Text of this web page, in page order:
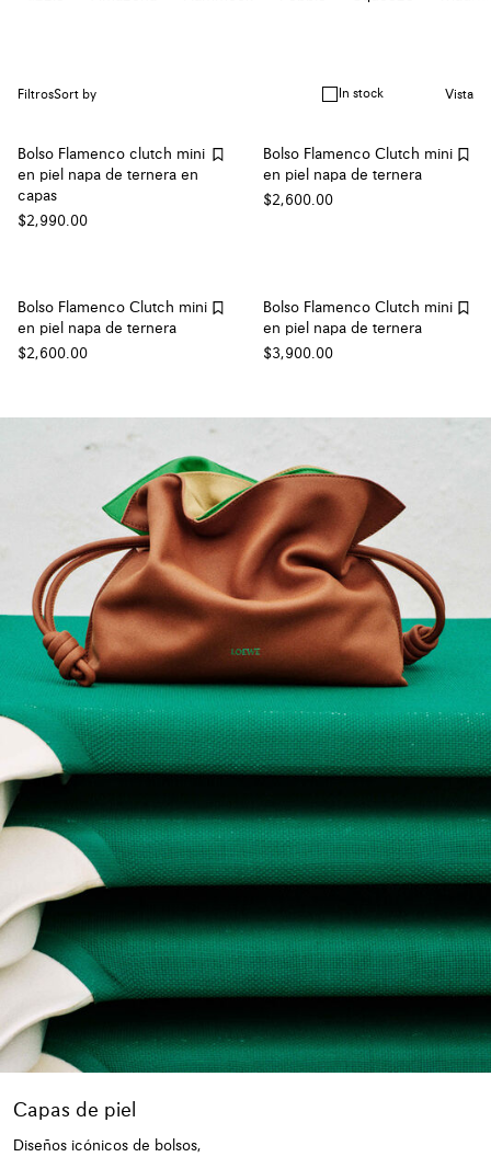
FiltrosSort by In stock Vista
Bolso Flamenco clutch mini
en piel napa de ternera en
capas
$2,990.00
Bolso Flamenco Clutch mini
en piel napa de ternera
$2,600.00
Bolso Flamenco Clutch mini
en piel napa de ternera
$2,600.00
Bolso Flamenco Clutch mini
en piel napa de ternera
$3,900.00
Capas de piel
Diseños icónicos de bolsos,